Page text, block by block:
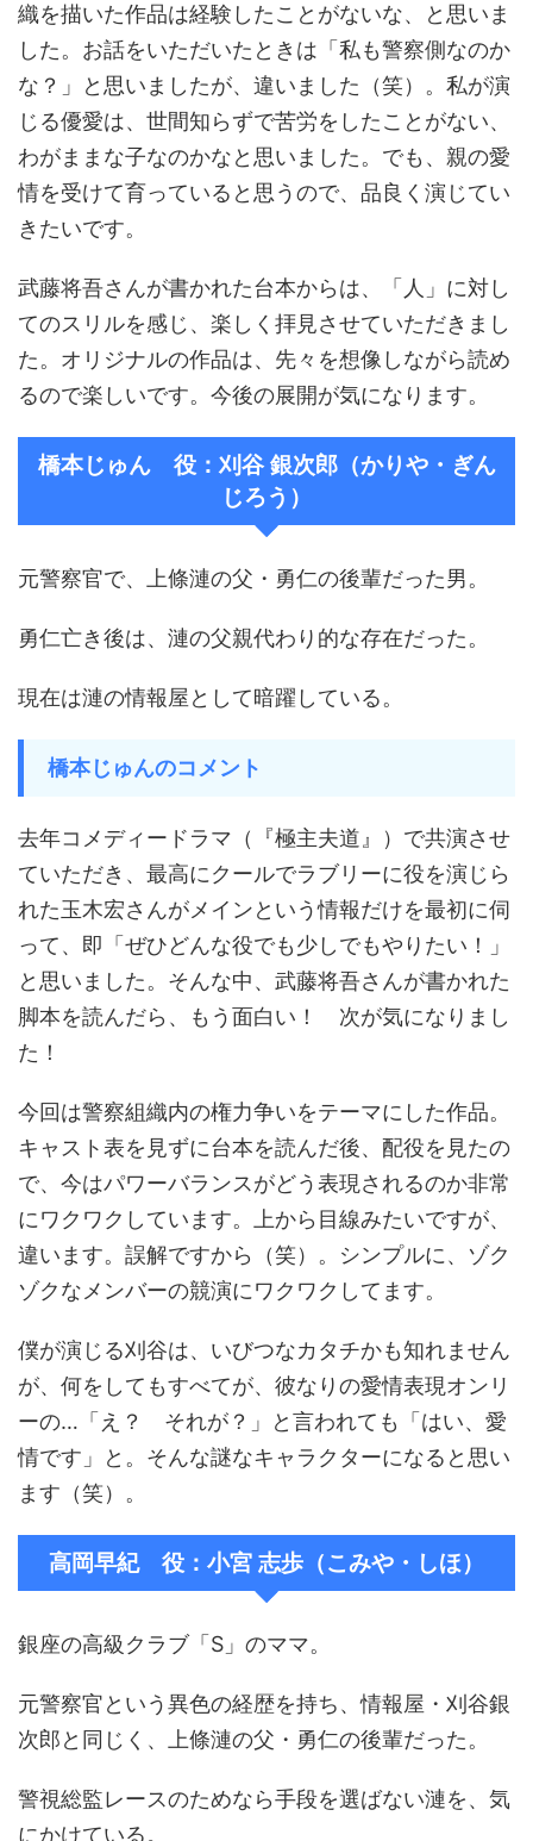
織を描いた作品は経験したことがないな、と思いま
した。お話をいただいたときは「私も警察側なのか
な？」と思いましたが、違いました（笑）。私が演
じる優愛は、世間知らずで苦労をしたことがない、
わがままな子なのかなと思いました。でも、親の愛
情を受けて育っていると思うので、品良く演じてい
きたいです。
武藤将吾さんが書かれた台本からは、「人」に対し
てのスリルを感じ、楽しく拝見させていただきまし
た。オリジナルの作品は、先々を想像しながら読め
るので楽しいです。今後の展開が気になります。
橋本じゅん 役：刈谷 銀次郎（かりや・ぎん
じろう）
元警察官で、上條漣の父・勇仁の後輩だった男。
勇仁亡き後は、漣の父親代わり的な存在だった。
現在は漣の情報屋として暗躍している。
橋本じゅんのコメント
去年コメディードラマ（『極主夫道』）で共演させ
ていただき、最高にクールでラブリーに役を演じら
れた玉木宏さんがメインという情報だけを最初に伺
って、即「ぜひどんな役でも少しでもやりたい！」
と思いました。そんな中、武藤将吾さんが書かれた
脚本を読んだら、もう面白い！ 次が気になりまし
た！
今回は警察組織内の権力争いをテーマにした作品。
キャスト表を見ずに台本を読んだ後、配役を見たの
で、今はパワーバランスがどう表現されるのか非常
にワクワクしています。上から目線みたいですが、
違います。誤解ですから（笑）。シンプルに、ゾク
ゾクなメンバーの競演にワクワクしてます。
僕が演じる刈谷は、いびつなカタチかも知れません
が、何をしてもすべてが、彼なりの愛情表現オンリ
ーの…「え？ それが？」と言われても「はい、愛
情です」と。そんな謎なキャラクターになると思い
ます（笑）。
高岡早紀 役：小宮 志歩（こみや・しほ）
銀座の高級クラブ「S」のママ。
元警察官という異色の経歴を持ち、情報屋・刈谷銀
次郎と同じく、上條漣の父・勇仁の後輩だった。
警視総監レースのためなら手段を選ばない漣を、気
にかけている。